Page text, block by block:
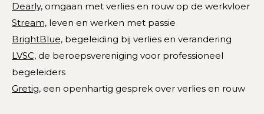
new
window
new
window
new
window
new
window
new
window
Dearly, omgaan met verlies en rouw op de werkvloer
Stream, leven en werken met passie
BrightBlue, begeleiding bij verlies en verandering
LVSC, de beroepsvereniging voor professioneel
begeleiders
Gretig, een openhartig gesprek over verlies en rouw